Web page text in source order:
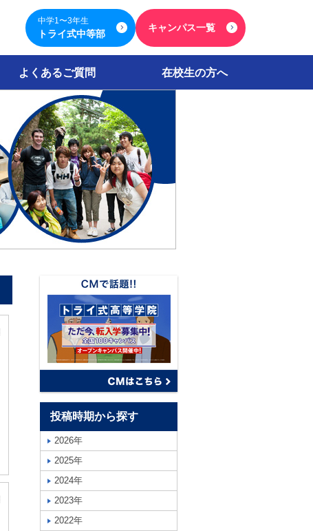
中学1〜3年生
トライ式中等部
キャンパス一覧
よくあるご質問 在校生の方へ
投稿時期から探す
2026年
2025年
2024年
2023年
2022年